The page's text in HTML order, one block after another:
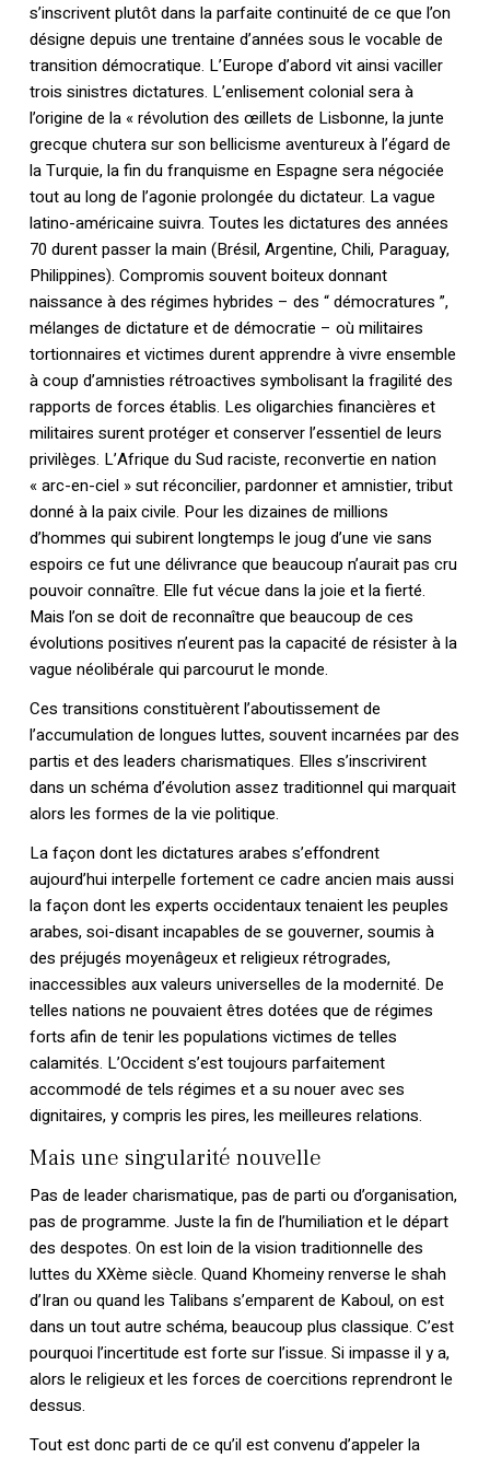
s’inscrivent plutôt dans la parfaite continuité de ce que l’on
désigne depuis une trentaine d’années sous le vocable de
transition démocratique. L’Europe d’abord vit ainsi vaciller
trois sinistres dictatures. L’enlisement colonial sera à
l’origine de la « révolution des œillets de Lisbonne, la junte
grecque chutera sur son bellicisme aventureux à l’égard de
la Turquie, la fin du franquisme en Espagne sera négociée
tout au long de l’agonie prolongée du dictateur. La vague
latino-américaine suivra. Toutes les dictatures des années
70 durent passer la main (Brésil, Argentine, Chili, Paraguay,
Philippines). Compromis souvent boiteux donnant
naissance à des régimes hybrides – des “ démocratures ”,
mélanges de dictature et de démocratie – où militaires
tortionnaires et victimes durent apprendre à vivre ensemble
à coup d’amnisties rétroactives symbolisant la fragilité des
rapports de forces établis. Les oligarchies financières et
militaires surent protéger et conserver l’essentiel de leurs
privilèges. L’Afrique du Sud raciste, reconvertie en nation
« arc-en-ciel » sut réconcilier, pardonner et amnistier, tribut
donné à la paix civile. Pour les dizaines de millions
d’hommes qui subirent longtemps le joug d’une vie sans
espoirs ce fut une délivrance que beaucoup n’aurait pas cru
pouvoir connaître. Elle fut vécue dans la joie et la fierté.
Mais l’on se doit de reconnaître que beaucoup de ces
évolutions positives n’eurent pas la capacité de résister à la
vague néolibérale qui parcourut le monde.
Ces transitions constituèrent l’aboutissement de
l’accumulation de longues luttes, souvent incarnées par des
partis et des leaders charismatiques. Elles s’inscrivirent
dans un schéma d’évolution assez traditionnel qui marquait
alors les formes de la vie politique.
La façon dont les dictatures arabes s’effondrent
aujourd’hui interpelle fortement ce cadre ancien mais aussi
la façon dont les experts occidentaux tenaient les peuples
arabes, soi-disant incapables de se gouverner, soumis à
des préjugés moyenâgeux et religieux rétrogrades,
inaccessibles aux valeurs universelles de la modernité. De
telles nations ne pouvaient êtres dotées que de régimes
forts afin de tenir les populations victimes de telles
calamités. L’Occident s’est toujours parfaitement
accommodé de tels régimes et a su nouer avec ses
dignitaires, y compris les pires, les meilleures relations.
Mais une singularité nouvelle
Pas de leader charismatique, pas de parti ou d’organisation,
pas de programme. Juste la fin de l’humiliation et le départ
des despotes. On est loin de la vision traditionnelle des
luttes du XXème siècle. Quand Khomeiny renverse le shah
d’Iran ou quand les Talibans s’emparent de Kaboul, on est
dans un tout autre schéma, beaucoup plus classique. C’est
pourquoi l’incertitude est forte sur l’issue. Si impasse il y a,
alors le religieux et les forces de coercitions reprendront le
dessus.
Tout est donc parti de ce qu’il est convenu d’appeler la